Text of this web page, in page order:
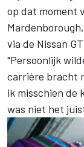
op dat moment
via de Nissan
"Persoonlijk
carrière bracht
ik misschien de
was niet het